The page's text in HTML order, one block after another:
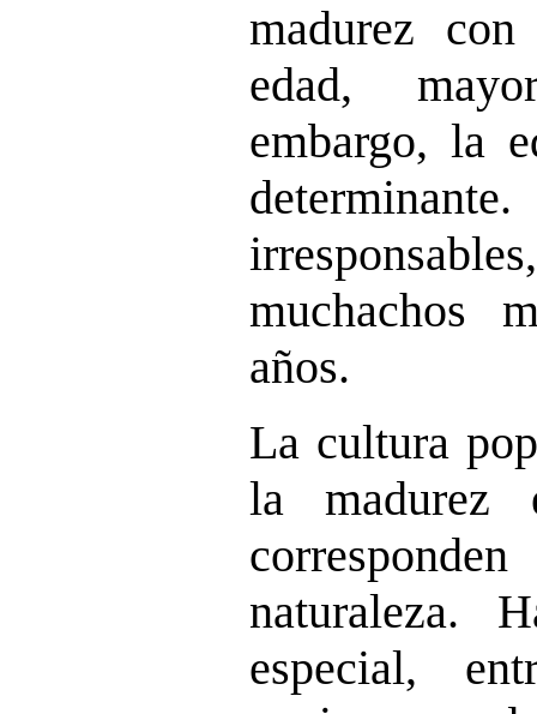
madurez
edad,
embargo, la
muchachos
años.
La cultura
la madurez
naturaleza.
especial,